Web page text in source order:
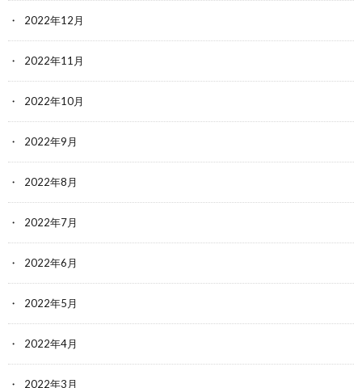
2022年12月
2022年11月
2022年10月
2022年9月
2022年8月
2022年7月
2022年6月
2022年5月
2022年4月
2022年3月